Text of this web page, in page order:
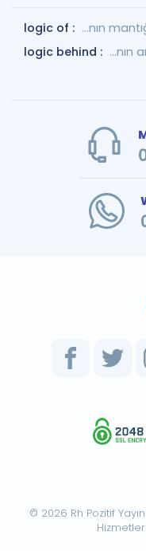
logic of : ...nın
logic behind : ...nın
© 2026 Rh Pozitif